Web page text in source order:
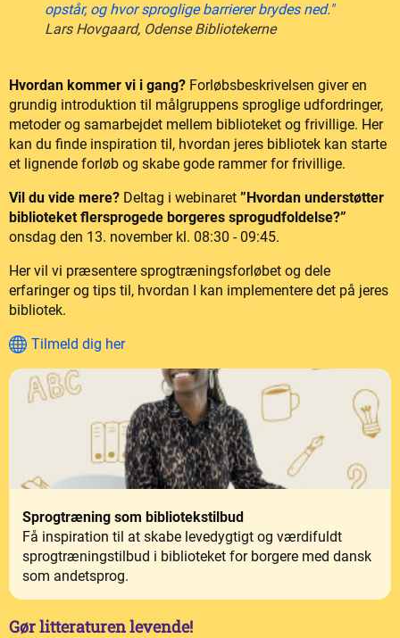
opstår, og hvor sproglige barrierer brydes ned."
Lars Hovgaard, Odense Bibliotekerne
Hvordan kommer vi i gang? Forløbsbeskrivelsen giver en
grundig introduktion til målgruppens sproglige udfordringer,
metoder og samarbejdet mellem biblioteket og frivillige. Her
kan du finde inspiration til, hvordan jeres bibliotek kan starte
et lignende forløb og skabe gode rammer for frivillige.
Vil du vide mere? Deltag i webinaret ”Hvordan understøtter
biblioteket flersprogede borgeres sprogudfoldelse?”
onsdag den 13. november kl. 08:30 - 09:45.
Her vil vi præsentere sprogtræningsforløbet og dele
erfaringer og tips til, hvordan I kan implementere det på jeres
bibliotek.
Tilmeld dig her
Sprogtræning som bibliotekstilbud
Få inspiration til at skabe levedygtigt og værdifuldt
sprogtræningstilbud i biblioteket for borgere med dansk
som andetsprog.
Gør litteraturen levende!